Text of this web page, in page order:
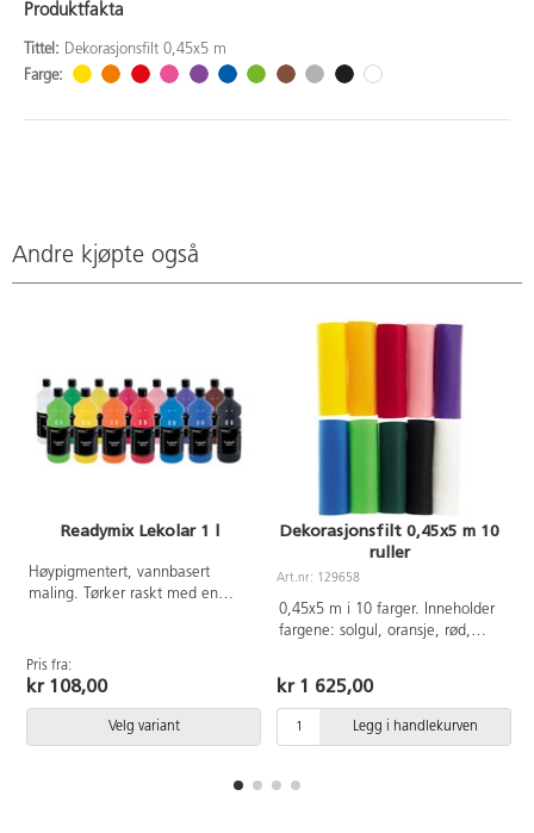
Produktfakta
Tittel: Dekorasjonsfilt 0,45x5 m
Farge:
Andre kjøpte også
Readymix Lekolar 1 l
Høypigmentert, vannbasert
maling. Tørker raskt med en
den vannløselig, men blir så
nesten vannfast. Malingen kan
Tørketid ca. 20 min. Kompletter
med vår praktiske pumpe
Pris fra:
kr 108,00
Velg variant
Dekorasjonsfilt 0,45x5 m 10
ruller
Art.nr: 129658
0,45x5 m i 10 farger. Inneholder
fargene: solgul, oransje, rød,
grønn, svart og hvit. 170 g.
100% polyester.
kr 1 625,00
Legg i handlekurven